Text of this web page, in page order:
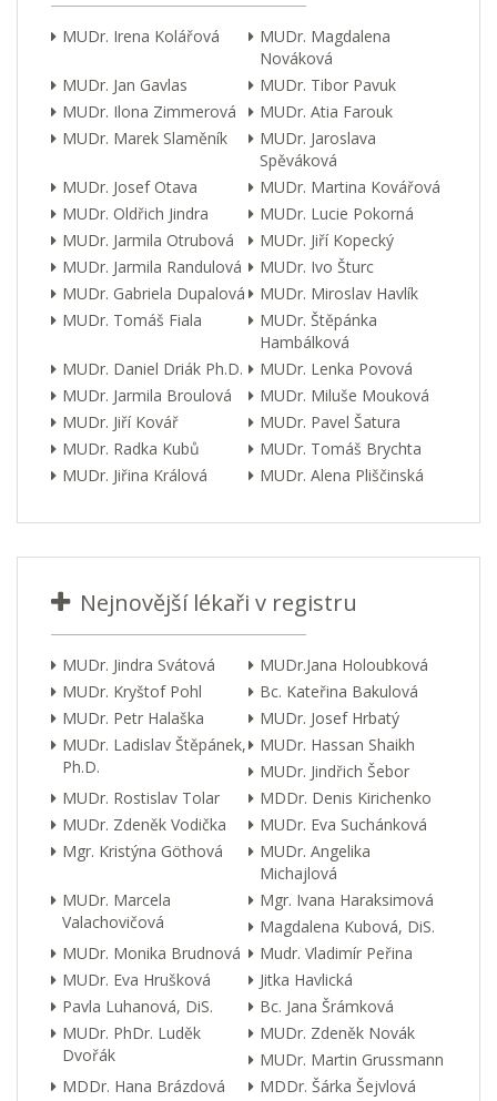
MUDr. Irena Kolářová
MUDr. Magdalena
Nováková
MUDr. Jan Gavlas
MUDr. Tibor Pavuk
MUDr. Ilona Zimmerová
MUDr. Atia Farouk
MUDr. Marek Slaměník
MUDr. Jaroslava
Spěváková
MUDr. Josef Otava
MUDr. Martina Kovářová
MUDr. Oldřich Jindra
MUDr. Lucie Pokorná
MUDr. Jarmila Otrubová
MUDr. Jiří Kopecký
MUDr. Jarmila Randulová
MUDr. Ivo Šturc
MUDr. Gabriela Dupalová
MUDr. Miroslav Havlík
MUDr. Tomáš Fiala
MUDr. Štěpánka
Hambálková
MUDr. Daniel Driák Ph.D.
MUDr. Lenka Povová
MUDr. Jarmila Broulová
MUDr. Miluše Mouková
MUDr. Jiří Kovář
MUDr. Pavel Šatura
MUDr. Radka Kubů
MUDr. Tomáš Brychta
MUDr. Jiřina Králová
MUDr. Alena Pliščinská
Nejnovější lékaři v registru
MUDr. Jindra Svátová
MUDr.Jana Holoubková
MUDr. Kryštof Pohl
Bc. Kateřina Bakulová
MUDr. Petr Halaška
MUDr. Josef Hrbatý
MUDr. Ladislav Štěpánek,
Ph.D.
MUDr. Hassan Shaikh
MUDr. Jindřich Šebor
MUDr. Rostislav Tolar
MDDr. Denis Kirichenko
MUDr. Zdeněk Vodička
MUDr. Eva Suchánková
Mgr. Kristýna Göthová
MUDr. Angelika
Michajlová
MUDr. Marcela
Valachovičová
Mgr. Ivana Haraksimová
Magdalena Kubová, DiS.
MUDr. Monika Brudnová
Mudr. Vladimír Peřina
MUDr. Eva Hrušková
Jitka Havlická
Pavla Luhanová, DiS.
Bc. Jana Šrámková
MUDr. PhDr. Luděk
Dvořák
MUDr. Zdeněk Novák
MUDr. Martin Grussmann
MDDr. Hana Brázdová
MDDr. Šárka Šejvlová